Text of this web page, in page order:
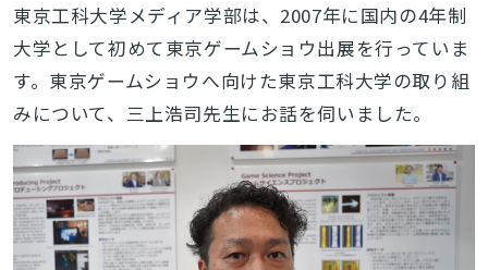
東京工科大学メディア学部は、2007年に国内の4年制
大学として初めて東京ゲームショウ出展を行っていま
す。 東京ゲームショウへ向けた東京工科大学の取り組
みについて、三上浩司先生にお話を伺いました。